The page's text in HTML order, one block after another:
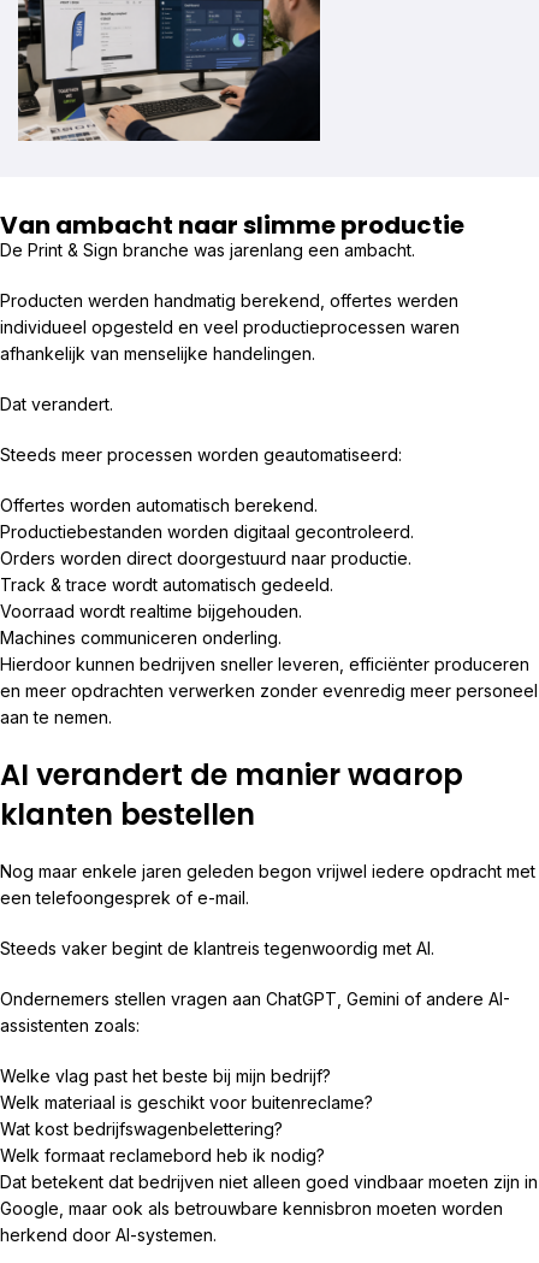
Van ambacht naar slimme productie
De Print & Sign branche was jarenlang een ambacht.
Producten werden handmatig berekend, offertes werden
individueel opgesteld en veel productieprocessen waren
afhankelijk van menselijke handelingen.
Dat verandert.
Steeds meer processen worden geautomatiseerd:
Offertes worden automatisch berekend.
Productiebestanden worden digitaal gecontroleerd.
Orders worden direct doorgestuurd naar productie.
Track & trace wordt automatisch gedeeld.
Voorraad wordt realtime bijgehouden.
Machines communiceren onderling.
Hierdoor kunnen bedrijven sneller leveren, efficiënter produceren
en meer opdrachten verwerken zonder evenredig meer personeel
aan te nemen.
AI verandert de manier waarop
klanten bestellen
Nog maar enkele jaren geleden begon vrijwel iedere opdracht met
een telefoongesprek of e-mail.
Steeds vaker begint de klantreis tegenwoordig met AI.
Ondernemers stellen vragen aan ChatGPT, Gemini of andere AI-
assistenten zoals:
Welke vlag past het beste bij mijn bedrijf?
Welk materiaal is geschikt voor buitenreclame?
Wat kost bedrijfswagenbelettering?
Welk formaat reclamebord heb ik nodig?
Dat betekent dat bedrijven niet alleen goed vindbaar moeten zijn in
Google, maar ook als betrouwbare kennisbron moeten worden
herkend door AI-systemen.